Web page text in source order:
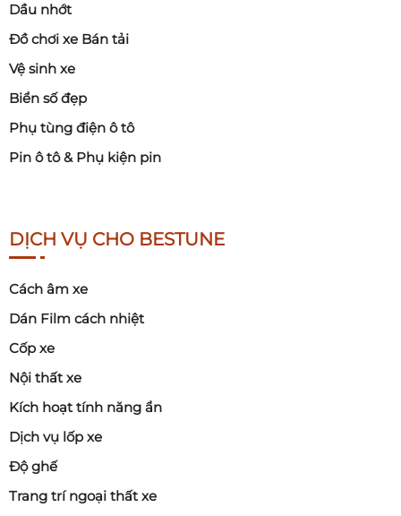
Dầu nhớt
Đồ chơi xe Bán tải
Vệ sinh xe
Biển số đẹp
Phụ tùng điện ô tô
Pin ô tô & Phụ kiện pin
DỊCH VỤ CHO BESTUNE
Cách âm xe
Dán Film cách nhiệt
Cốp xe
Nội thất xe
Kích hoạt tính năng ẩn
Dịch vụ lốp xe
Độ ghế
Trang trí ngoại thất xe